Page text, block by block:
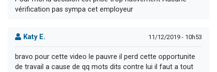
vérification pas sympa cet employeur
Katy E. 11/12/2019 - 10h53
bravo pour cette video le pauvre il perd cette opportunite
de travail a cause de qq mots dits contre lui il faut a tout